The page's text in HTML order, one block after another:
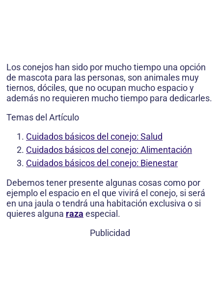
Los conejos han sido por mucho tiempo una opción
de mascota para las personas, son animales muy
tiernos, dóciles, que no ocupan mucho espacio y
además no requieren mucho tiempo para dedicarles.
Temas del Artículo
Cuidados básicos del conejo: Salud
Cuidados básicos del conejo: Alimentación
Cuidados básicos del conejo: Bienestar
Debemos tener presente algunas cosas como por
ejemplo el espacio en el que vivirá el conejo, si será
en una jaula o tendrá una habitación exclusiva o si
quieres alguna raza especial.
Publicidad